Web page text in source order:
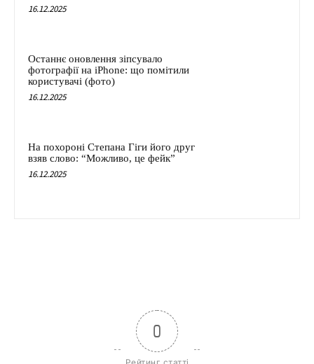
16.12.2025
Останнє оновлення зіпсувало
фотографії на iPhone: що помітили
користувачі (фото)
16.12.2025
На похороні Степана Гіги його друг
взяв слово: “Можливо, це фейк”
16.12.2025
0